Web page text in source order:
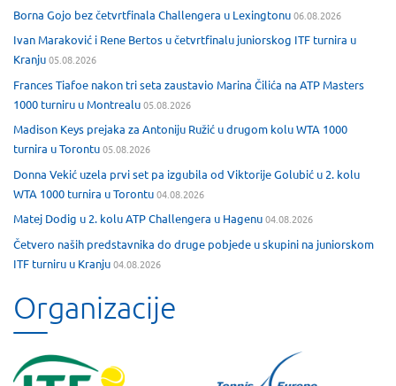
Borna Gojo bez četvrtfinala Challengera u Lexingtonu06.08.2026
Ivan Maraković i Rene Bertos u četvrtfinalu juniorskog ITF turnira u
Kranju05.08.2026
Frances Tiafoe nakon tri seta zaustavio Marina Čilića na ATP Masters
1000 turniru u Montrealu05.08.2026
Madison Keys prejaka za Antoniju Ružić u drugom kolu WTA 1000
turnira u Torontu05.08.2026
Donna Vekić uzela prvi set pa izgubila od Viktorije Golubić u 2. kolu
WTA 1000 turnira u Torontu04.08.2026
Matej Dodig u 2. kolu ATP Challengera u Hagenu04.08.2026
Četvero naših predstavnika do druge pobjede u skupini na juniorskom
ITF turniru u Kranju04.08.2026
Organizacije